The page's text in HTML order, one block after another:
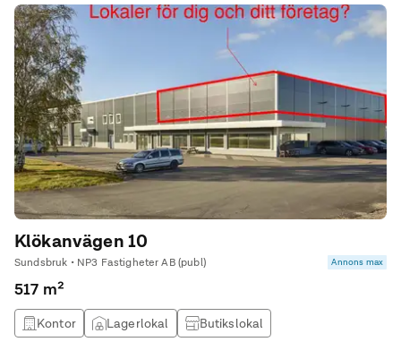
Klökanvägen 10
Sundsbruk • NP3 Fastigheter AB (publ) Annons max
517 m²
Kontor Lagerlokal Butikslokal